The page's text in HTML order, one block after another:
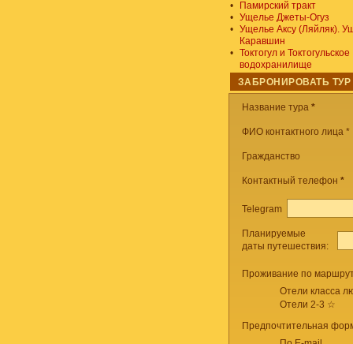
•
Памирский тракт
• Ущелье Джеты-Огуз
• Ущелье Аксу (Ляйляк).
Каравшин
• Токтогул и Токтогульское
водохранилище
ЗАБРОНИРОВАТЬ ТУР
Название тура *
ФИО контактного лица *
Гражданство
Контактный телефон *
Telegram
Планируемые
даты путешествия:
Проживание по
Отели класса
Отели 2-3 ☆
Предпочтительная